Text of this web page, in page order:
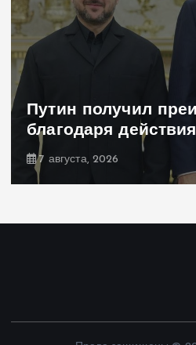
Навроцкий
Польше
7 августа, 2026